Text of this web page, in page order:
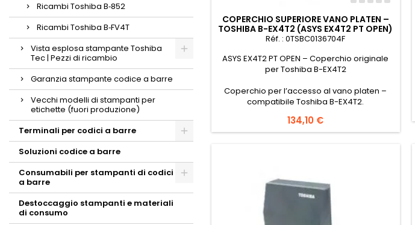
Ricambi Toshiba B‑852
Ricambi Toshiba B‑FV4T
Vista esplosa stampante Toshiba
Tec | Pezzi di ricambio
Garanzia stampante codice a barre
Vecchi modelli di stampanti per
etichette (fuori produzione)
Terminali per codici a barre
Soluzioni codice a barre
Consumabili per stampanti di codici
a barre
Destoccaggio stampanti e materiali
di consumo
COPERCHIO SUPERIORE VANO PLATEN –
TOSHIBA B-EX4T2 (ASYS EX4T2 PT OPEN)
Réf. : 0TSBC0136704F
ASYS EX4T2 PT OPEN – Coperchio originale
per Toshiba B-EX4T2
Coperchio per l’accesso al vano platen –
compatibile Toshiba B-EX4T2.
Prezzo
134,10 €